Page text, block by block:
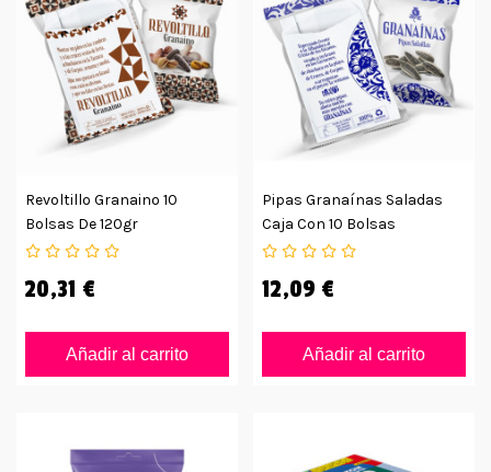
Revoltillo Granaino 10
Bolsas De 120gr
20,31 €
Añadir al carrito
Pipas Granaínas Saladas
Caja Con 10 Bolsas
12,09 €
Añadir al carrito